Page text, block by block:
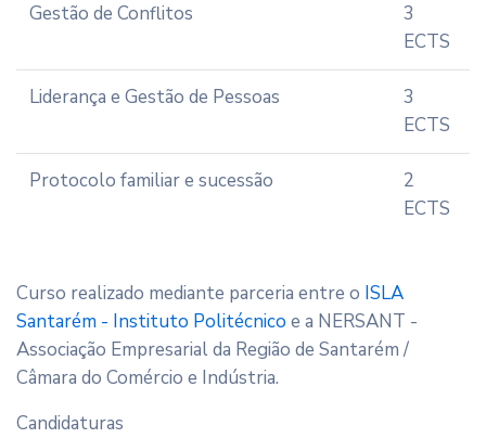
Gestão de Conflitos
3
ECTS
Liderança e Gestão de Pessoas
3
ECTS
Protocolo familiar e sucessão
2
ECTS
Curso realizado mediante parceria entre o ISLA
Santarém - Instituto Politécnico e a NERSANT -
Associação Empresarial da Região de Santarém /
Câmara do Comércio e Indústria.
Candidaturas